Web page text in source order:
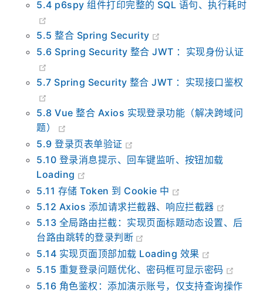
5.3 整合 Mybatis Plus
5.4 p6spy 组件打印完整的 SQL 语句、执行耗时
5.5 整合 Spring Security
5.6 Spring Security 整合 JWT ：实现身份认证
5.7 Spring Security 整合 JWT ：实现接口鉴权
5.8 Vue 整合 Axios 实现登录功能（解决跨域问
题）
5.9 登录页表单验证
5.10 登录消息提示、回车键监听、按钮加载
Loading
5.11 存储 Token 到 Cookie 中
5.12 Axios 添加请求拦截器、响应拦截器
5.13 全局路由拦截：实现页面标题动态设置、后
台路由跳转的登录判断
5.14 实现页面顶部加载 Loading 效果
5.15 重复登录问题优化、密码框可显示密码